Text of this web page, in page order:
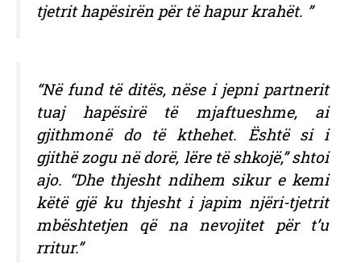
tjetrit hapësirën për të hapur krahët. ”
“Në fund të ditës, nëse i jepni partnerit
tuaj hapësirë ​​të mjaftueshme, ai
gjithmonë do të kthehet. Është si i
gjithë zogu në dorë, lëre të shkojë,” shtoi
ajo. “Dhe thjesht ndihem sikur e kemi
këtë gjë ku thjesht i japim njëri-tjetrit
mbështetjen që na nevojitet për t’u
rritur.”